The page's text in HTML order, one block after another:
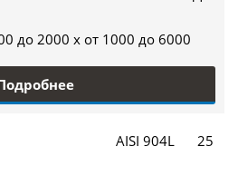
до 2000 x от 1000 до 6000
AISI 904L 25